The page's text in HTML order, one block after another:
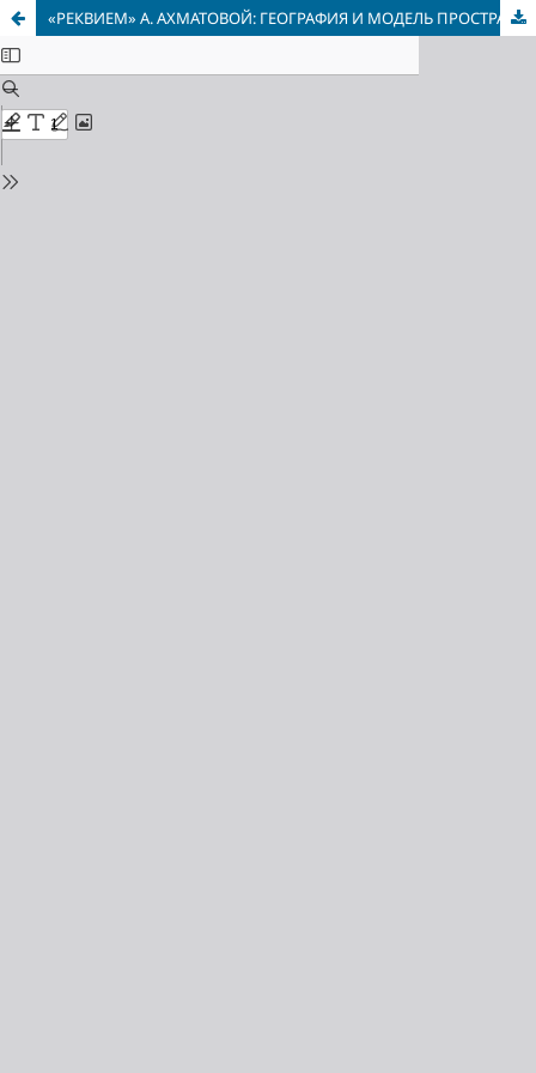
«РЕКВИЕМ» А. АХМАТОВОЙ: ГЕОГРАФИЯ И МОДЕЛЬ ПРОСТРАНСТВА